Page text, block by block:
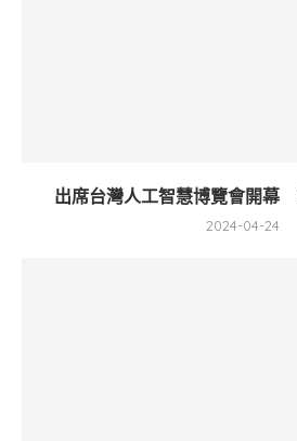
出席台灣人工智慧博覽會開幕
2024-04-24